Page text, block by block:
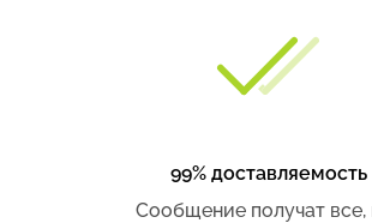
99% доставляемость
Сообщение получат все,